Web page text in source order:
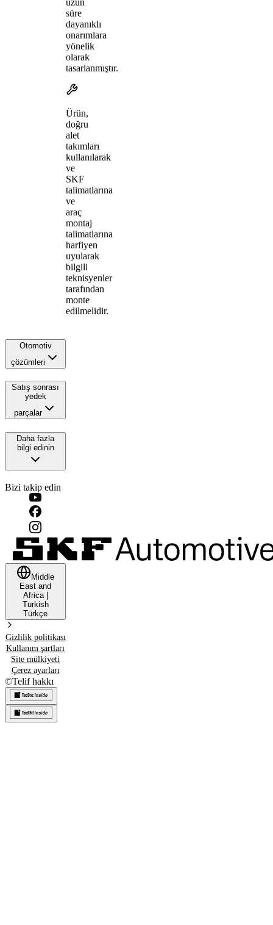
süre
dayanıklı
onarımlara
yönelik
olarak
tasarlanmıştır.
Ürün,
doğru
alet
takımları
kullanılarak
ve
SKF
talimatlarına
ve
araç
montaj
talimatlarına
harfiyen
uyularak
bilgili
teknisyenler
tarafından
monte
edilmelidir.
Otomotiv
çözümleri
Satış sonrası
yedek
parçalar
Daha fazla
bilgi edinin
Bizi takip edin
Middle
East and
Africa|
Turkish
Türkçe
Gizlilik politikası
Kullanım şartları
Site mülkiyeti
Çerez ayarları
©Telif hakkı